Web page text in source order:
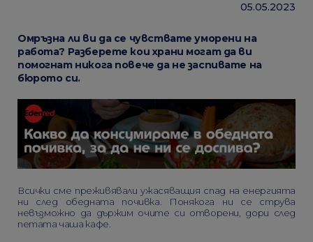
05.05.2023
Омръзна ли ви да се чувствате уморени на
работа? Разберете кои храни могат да ви
помогнат никога повече да не заспивате на
бюрото си.
Всички сме преживявали ужасяващия спад на енергията
ни след обедната почивка. Понякога ни се струва
невъзможно да държим очите си отворени, дори след
петата чаша кафе.